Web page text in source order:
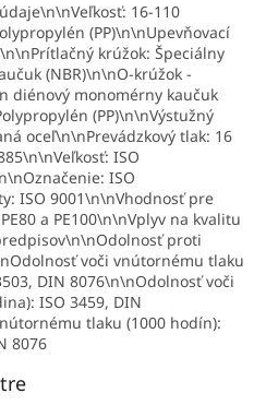
16-110
(PP)\n\nUpevňovací
krúžok: Špeciálny
(NBR)\n\nO-krúžok -
diénový monomérny kaučuk
(PP)\n\nVýstužný
oceľ\n\nPrevádzkový tlak: 16
ISO
ISO
ISO 9001\n\nVhodnosť pre
a PE100\n\nVplyv na kvalitu
proti
voči vnútornému tlaku
DIN 8076\n\nOdolnosť voči
ISO 3459, DIN
tlaku (1000 hodín):
8076